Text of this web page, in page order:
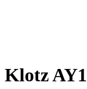
Klotz